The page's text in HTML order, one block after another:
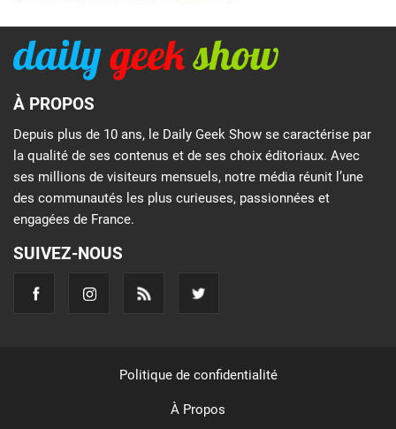
À PROPOS
Depuis plus de 10 ans, le Daily Geek Show se caractérise par
la qualité de ses contenus et de ses choix éditoriaux. Avec
ses millions de visiteurs mensuels, notre média réunit l’une
des communautés les plus curieuses, passionnées et
engagées de France.
SUIVEZ-NOUS
Politique de confidentialité
À Propos